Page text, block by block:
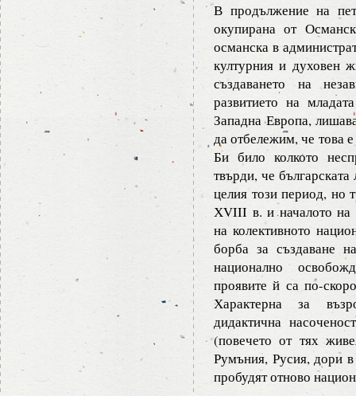
В продължение на
окупирана от
османска в
културния и духовен
създаването на
развитието на
Западна Европа,
да отбележим, че това
Би било колкото
твърди, че
целия този период, но
ХVIII в. и началото на
на колективното
борба за създаване
национално
проявите й са по-
Характерна за
дидактична
(повечето от тях
Румъния, Русия, дори
пробудят отново